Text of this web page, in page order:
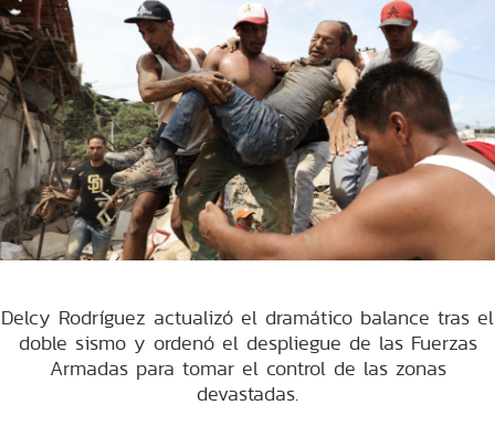
Delcy Rodríguez actualizó el dramático balance tras el
doble sismo y ordenó el despliegue de las Fuerzas
Armadas para tomar el control de las zonas
devastadas.